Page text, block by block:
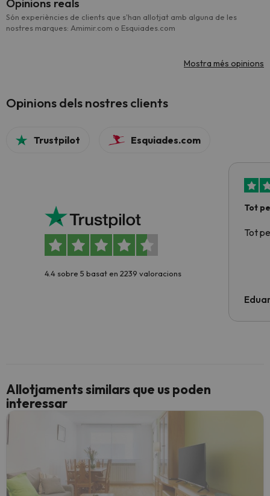
Opinions reals
Són experiències de clients que s'han allotjat amb alguna de les
nostres marques: Amimir.com o Esquiades.com
Mostra més opinions
Opinions dels nostres clients
Trustpilot Esquiades.com
4.4 sobre 5 basat en 2239 valoracions
Tot
Tot
Allotjaments similars que us poden
interessar